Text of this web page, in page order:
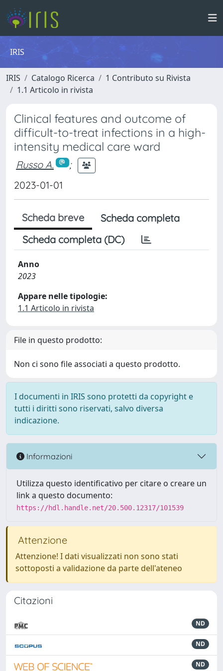
IRIS
IRIS Catalogo Ricerca
1 Contributo su Rivista
1.1 Articolo in rivista
Clinical features and outcome of
difficult-to-treat infections in a high-
intensity medical care ward
Russo A.
;
2023-01-01
Scheda breve
Scheda completa
Scheda completa (DC)
Anno
2023
Appare nelle tipologie:
1.1 Articolo in rivista
File in questo prodotto:
Non ci sono file associati a questo prodotto.
I documenti in IRIS sono protetti da copyright e
tutti i diritti sono riservati, salvo diversa
indicazione.
Informazioni
Utilizza questo identificativo per citare o creare un
link a questo documento:
https://hdl.handle.net/20.500.12317/101539
Attenzione
Attenzione! I dati visualizzati non sono stati
sottoposti a validazione da parte dell'ateneo
Citazioni
ND
ND
ND